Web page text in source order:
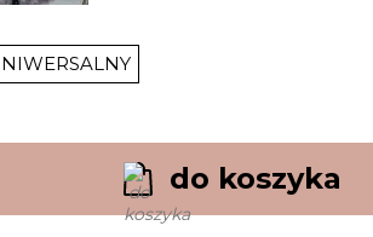
do koszyka